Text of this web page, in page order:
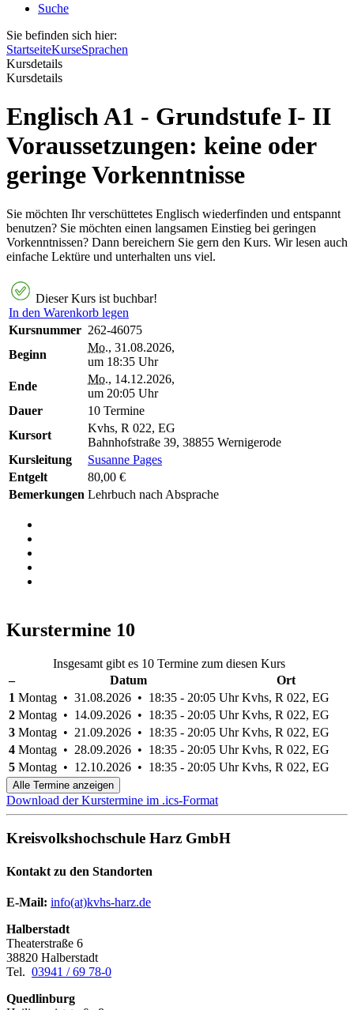
Suche
Sie befinden sich hier:
StartseiteKurseSprachen
Kursdetails
Kursdetails
Englisch A1 - Grundstufe I- II
Voraussetzungen: keine oder
geringe Vorkenntnisse
Sie möchten Ihr verschüttetes Englisch wiederfinden und entspannt
benutzen? Sie möchten einen langsamen Einstieg bei geringen
Vorkenntnissen? Dann bereichern Sie gern den Kurs. Wir lesen auch
einfache Lektüre und unterhalten uns viel.
Dieser Kurs ist buchbar!
In den Warenkorb legen
Kursnummer 262-46075
Beginn
Mo., 31.08.2026,
um 18:35 Uhr
Ende
Mo., 14.12.2026,
um 20:05 Uhr
Dauer
10 Termine
Kursort
Kvhs, R 022, EG
Bahnhofstraße 39, 38855 Wernigerode
Kursleitung
Susanne Pages
Entgelt
80,00 €
Bemerkungen Lehrbuch nach Absprache
Kurstermine 10
Insgesamt gibt es 10 Termine zum diesen Kurs
–
Datum
Ort
1 Montag • 31.08.2026 • 18:35 - 20:05 Uhr Kvhs, R 022, EG
2 Montag • 14.09.2026 • 18:35 - 20:05 Uhr Kvhs, R 022, EG
3 Montag • 21.09.2026 • 18:35 - 20:05 Uhr Kvhs, R 022, EG
4 Montag • 28.09.2026 • 18:35 - 20:05 Uhr Kvhs, R 022, EG
5 Montag • 12.10.2026 • 18:35 - 20:05 Uhr Kvhs, R 022, EG
Alle Termine anzeigen
Download der Kurstermine im .ics-Format
Kreisvolkshochschule Harz GmbH
Kontakt zu den Standorten
E-Mail: info(at)kvhs-harz.de
Halberstadt
Theaterstraße 6
38820 Halberstadt
Tel. 03941 / 69 78-0
Quedlinburg